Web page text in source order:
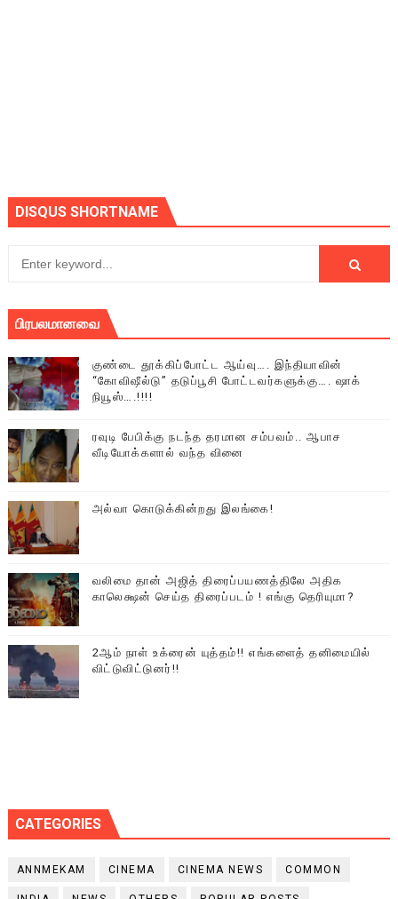
DISQUS SHORTNAME
பிரபலமானவை
குண்டை தூக்கிப்போட்ட ஆய்வு…. இந்தியாவின்
“கோவிஷீல்டு” தடுப்பூசி போட்டவர்களுக்கு…. ஷாக்
நியூஸ்….!!!!
ரவுடி பேபிக்கு நடந்த தரமான சம்பவம்.. ஆபாச
வீடியோக்களால் வந்த வினை
அல்வா கொடுக்கின்றது இலங்கை!
வலிமை தான் அஜித் திரைப்பயணத்திலே அதிக
காலெக்ஷன் செய்த திரைப்படம் ! எங்கு தெரியுமா?
2ஆம் நாள் உக்ரைன் யுத்தம்!! எங்களைத் தனிமையில்
விட்டுவிட்டுனர்!!
CATEGORIES
ANNMEKAM CINEMA CINEMA NEWS COMMON